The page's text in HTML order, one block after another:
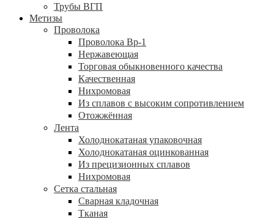
Трубы ВГП
Метизы
Проволока
Проволока Вр-1
Нержавеющая
Торговая обыкновенного качества
Качественная
Нихромовая
Из сплавов с высоким сопротивлением
Отожжённая
Лента
Холоднокатаная упаковочная
Холоднокатаная оцинкованная
Из прецизионных сплавов
Нихромовая
Сетка стальная
Сварная кладочная
Тканая